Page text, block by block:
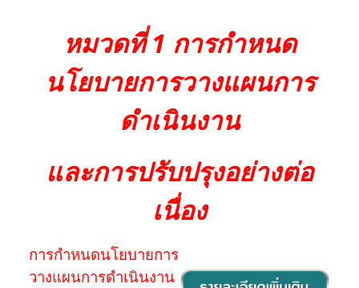
หมวดที่ 1 การกำหนด
นโยบายการวางแผนการ
ดำเนินงาน
และการปรับปรุงอย่างต่อ
เนื่อง
การกำหนดนโยบายการ
วางแผนการดำเนินงาน